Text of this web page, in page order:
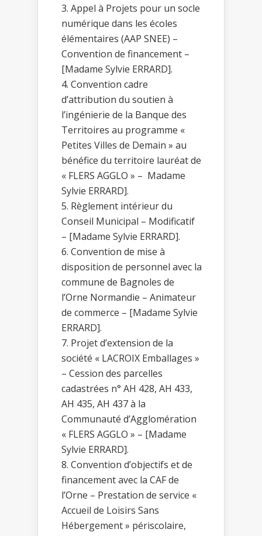
Appel à Projets pour un socle
numérique dans les écoles
élémentaires (AAP SNEE) –
Convention de financement –
[Madame Sylvie ERRARD].
Convention cadre
d’attribution du soutien à
l’ingénierie de la Banque des
Territoires au programme «
Petites Villes de Demain » au
bénéfice du territoire lauréat de
« FLERS AGGLO » – Madame
Sylvie ERRARD].
Règlement intérieur du
Conseil Municipal – Modificatif
– [Madame Sylvie ERRARD].
Convention de mise à
disposition de personnel avec la
commune de Bagnoles de
l’Orne Normandie – Animateur
de commerce – [Madame Sylvie
ERRARD].
Projet d’extension de la
société « LACROIX Emballages »
– Cession des parcelles
cadastrées n° AH 428, AH 433,
AH 435, AH 437 à la
Communauté d’Agglomération
« FLERS AGGLO » – [Madame
Sylvie ERRARD].
Convention d’objectifs et de
financement avec la CAF de
l’Orne – Prestation de service «
Accueil de Loisirs Sans
Hébergement » périscolaire,